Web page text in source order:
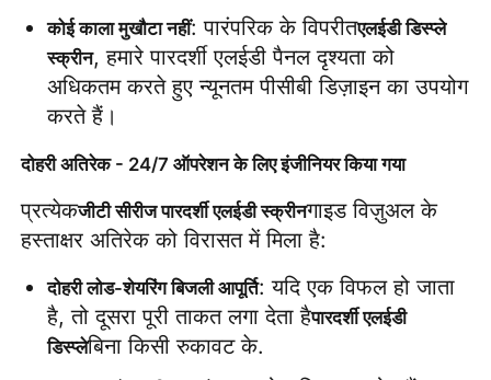
एलईडी वीडियो दीवार प्रदर्शन
एलईडी प्रदर्शन स्क्रीन
संगीत कार्यक्रम एलईडी स्क्रीन
स्टेज एलईडी स्क्रीन किराया
कोब एलईडी वीडियो दीवार
कोई काला मुखौटा नहीं: पारंपरिक के विपरीतएलईडी डिस्प्ले
स्क्रीन, हमारे पारदर्शी एलईडी पैनल दृश्यता को
अधिकतम करते हुए न्यूनतम पीसीबी डिज़ाइन का उपयोग
करते हैं।
दोहरी अतिरेक - 24/7 ऑपरेशन के लिए इंजीनियर किया गया
प्रत्येकजीटी सीरीज पारदर्शी एलईडी स्क्रीनगाइड विज़ुअल के
हस्ताक्षर अतिरेक को विरासत में मिला है:
दोहरी लोड-शेयरिंग बिजली आपूर्ति: यदि एक विफल हो जाता
है, तो दूसरा पूरी ताकत लगा देता हैपारदर्शी एलईडी
डिस्प्लेबिना किसी रुकावट के.